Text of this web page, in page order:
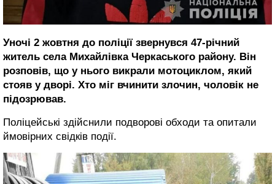
Уночі 2 жовтня до поліції звернувся 47-річний
житель села Михайлівка Черкаського району. Він
розповів, що у нього викрали мотоциклом, який
стояв у дворі. Хто міг вчинити злочин, чоловік не
підозрював.
Поліцейські здійснили подворові обходи та опитали
ймовірних свідків події.